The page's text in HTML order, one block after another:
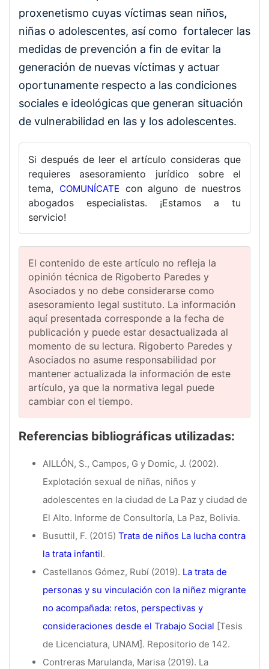
proxenetismo cuyas víctimas sean niños,
niñas o adolescentes, así como fortalecer las
medidas de prevención a fin de evitar la
generación de nuevas víctimas y actuar
oportunamente respecto a las condiciones
sociales e ideológicas que generan situación
de vulnerabilidad en las y los adolescentes.
Si después de leer el artículo consideras que
requieres asesoramiento jurídico sobre el
tema, COMUNÍCATE con alguno de nuestros
abogados especialistas. ¡Estamos a tu
servicio!
El contenido de este artículo no refleja la
opinión técnica de Rigoberto Paredes y
Asociados y no debe considerarse como
asesoramiento legal sustituto. La información
aquí presentada corresponde a la fecha de
publicación y puede estar desactualizada al
momento de su lectura. Rigoberto Paredes y
Asociados no asume responsabilidad por
mantener actualizada la información de este
artículo, ya que la normativa legal puede
cambiar con el tiempo.
Referencias bibliográficas utilizadas:
AILLÓN, S., Campos, G y Domic, J. (2002).
Explotación sexual de niñas, niños y
adolescentes en la ciudad de La Paz y ciudad de
El Alto. Informe de Consultoría, La Paz, Bolivia.
Busuttil, F. (2015) Trata de niños La lucha contra
la trata infantil.
Castellanos Gómez, Rubí (2019). La trata de
personas y su vinculación con la niñez migrante
no acompañada: retos, perspectivas y
consideraciones desde el Trabajo Social [Tesis
de Licenciatura, UNAM]. Repositorio de 142.
Contreras Marulanda, Marisa (2019). La